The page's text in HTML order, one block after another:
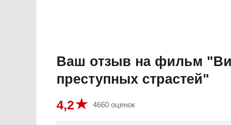
Ваш отзыв на фильм
преступных страстей"
4,2 4660 оценок